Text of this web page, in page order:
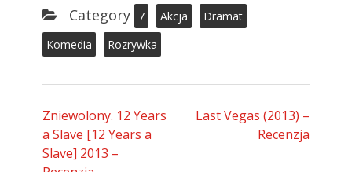
Category 7 Akcja
Dramat
Komedia
Rozrywka
Zniewolony. 12 Years
a Slave [12 Years a
Slave] 2013 –
Last Vegas (2013) –
Recenzja